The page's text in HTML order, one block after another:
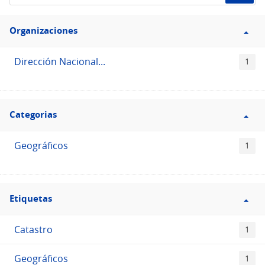
de
Filtro
Organizaciones
Organizaciones
Dirección Nacional... 1
Filtro
Categorias
Categorias
Geográficos 1
Filtro
Etiquetas
Etiquetas
Catastro 1
Geográficos 1